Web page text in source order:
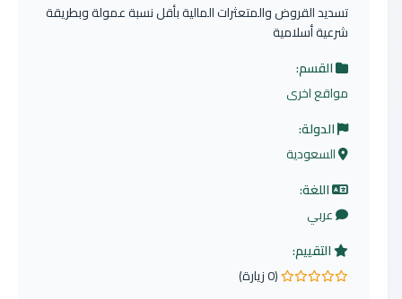
تسديد القروض والمتعثرات المالية بأقل نسبة عمولة وبطريقة
شرعية أسلامية
القسم:
مواقع اخرى
الدولة:
السعودية
اللغة:
عربي
التقييم:
0.0 من 5 نجوم
(0 زيارة)